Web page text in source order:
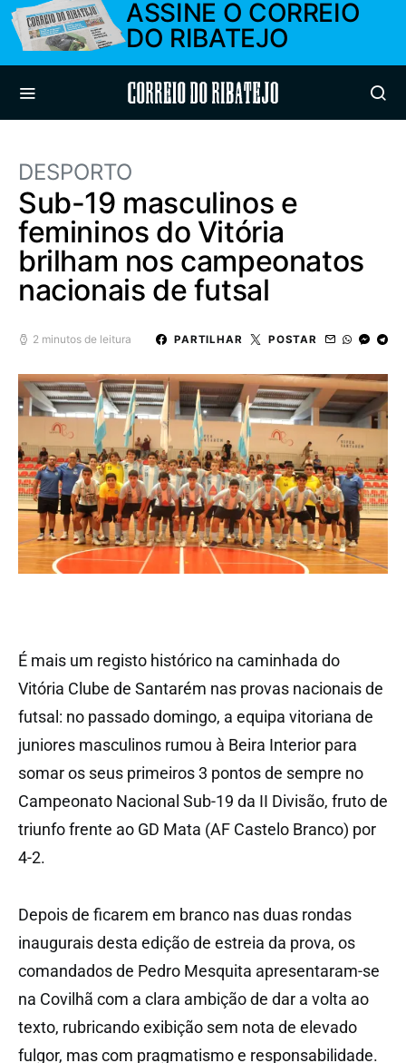
ASSINE O CORREIO
DO RIBATEJO
Correio do Ribatejo
DESPORTO
Sub-19 masculinos e
femininos do Vitória
brilham nos campeonatos
nacionais de futsal
2 minutos de leitura PARTILHAR POSTAR
É mais um registo histórico na caminhada do
Vitória Clube de Santarém nas provas nacionais de
futsal: no passado domingo, a equipa vitoriana de
juniores masculinos rumou à Beira Interior para
somar os seus primeiros 3 pontos de sempre no
Campeonato Nacional Sub-19 da II Divisão, fruto de
triunfo frente ao GD Mata (AF Castelo Branco) por
4-2.
Depois de ficarem em branco nas duas rondas
inaugurais desta edição de estreia da prova, os
comandados de Pedro Mesquita apresentaram-se
na Covilhã com a clara ambição de dar a volta ao
texto, rubricando exibição sem nota de elevado
fulgor, mas com pragmatismo e responsabilidade.